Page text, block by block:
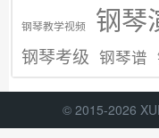
钢琴教学视频 钢琴
钢琴考级 钢琴谱
© 2015-2026